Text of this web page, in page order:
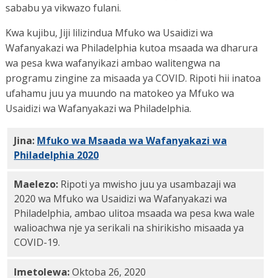
sababu ya vikwazo fulani.
Kwa kujibu, Jiji lilizindua Mfuko wa Usaidizi wa
Wafanyakazi wa Philadelphia kutoa msaada wa dharura
wa pesa kwa wafanyikazi ambao walitengwa na
programu zingine za misaada ya COVID. Ripoti hii inatoa
ufahamu juu ya muundo na matokeo ya Mfuko wa
Usaidizi wa Wafanyakazi wa Philadelphia.
Jina: Mfuko wa Msaada wa Wafanyakazi wa
Philadelphia 2020Ripoti
Maelezo: Ripoti ya mwisho juu ya usambazaji wa
2020 wa Mfuko wa Usaidizi wa Wafanyakazi wa
Philadelphia, ambao ulitoa msaada wa pesa kwa wale
walioachwa nje ya serikali na shirikisho misaada ya
COVID-19.
Imetolewa:Oktoba 26, 2020